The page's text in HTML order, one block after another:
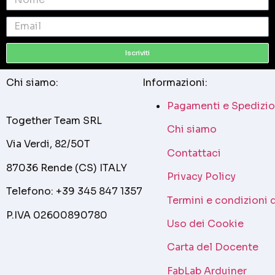
Iscriviti
Chi siamo:
Together Team SRL
Via Verdi, 82/50T
87036 Rende (CS) ITALY
Telefono: +39 345 847 1357
P.IVA 02600890780
Informazioni:
Pagamenti e
Chi siamo
Contattaci
Privacy Policy
Termini e condizioni
Uso dei Cookie
Carta del Docente
FabLab Arduiner